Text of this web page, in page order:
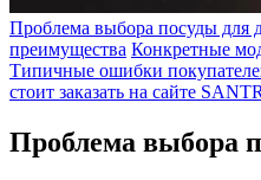
Проблема выбора посуды для
преимущества Конкретные
Типичные ошибки
стоит заказать на сайте
Проблема выбора